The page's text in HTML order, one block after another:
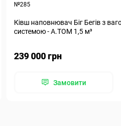
№285
Ківш наповнювач Біг Бегів з
системою - А.ТОМ 1,5 м³
239 000 грн
Замовити